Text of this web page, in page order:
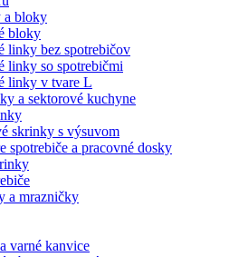
a bloky
bloky
linky bez spotrebičov
linky so spotrebičmi
linky v tvare L
a sektorové kuchyne
skrinky s výsuvom
spotrebiče a pracovné dosky
a mrazničky
varné kanvice